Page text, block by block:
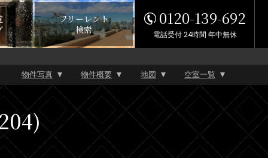
フリーレント
検索
0120-139-692
電話受付 24時間 年中無休
物件写真 物件概要 地図 空室一覧